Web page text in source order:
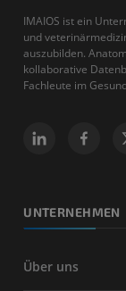
IMAIOS ist ein
und
auszubilden.
kollaborative
Fachleute im
UNTERNEHMEN
Über uns